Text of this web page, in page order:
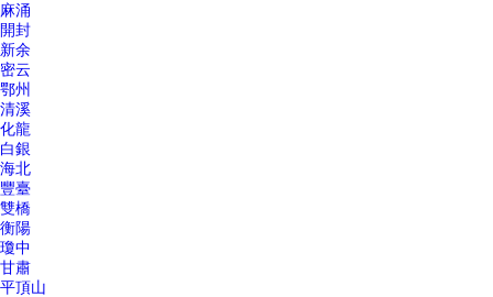
麻涌
開封
新余
密云
鄂州
清溪
化龍
白銀
海北
豐臺
雙橋
衡陽
瓊中
甘肅
平頂山